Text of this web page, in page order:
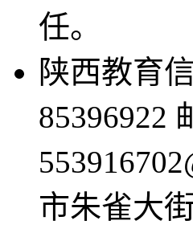
任。
陕西教育
85396922
市朱雀大